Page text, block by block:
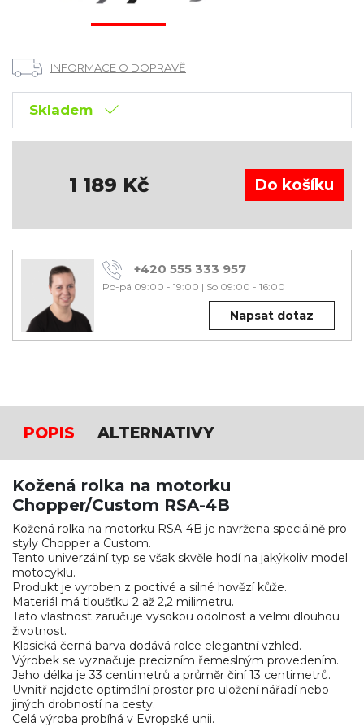
INFORMACE O DOPRAVĚ
Skladem
1 189 Kč
+420 555 333 957
Po-pá 09:00 - 19:00 | So 09:00 - 16:00
Napsat dotaz
POPIS ALTERNATIVY
Kožená rolka na motorku
Chopper/Custom RSA-4B
Kožená rolka na motorku RSA-4B je navržena speciálně pro
styly Chopper a Custom.
Tento univerzální typ se však skvěle hodí na jakýkoliv model
motocyklu.
Produkt je vyroben z poctivé a silné hovězí kůže.
Materiál má tloušťku 2 až 2,2 milimetru.
Tato vlastnost zaručuje vysokou odolnost a velmi dlouhou
životnost.
Klasická černá barva dodává rolce elegantní vzhled.
Výrobek se vyznačuje precizním řemeslným provedením.
Jeho délka je 33 centimetrů a průměr činí 13 centimetrů.
Uvnitř najdete optimální prostor pro uložení nářadí nebo
jiných drobností na cesty.
Celá výroba probíhá v Evropské unii.